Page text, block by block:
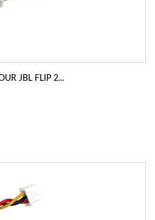
JBL FLIP 2...